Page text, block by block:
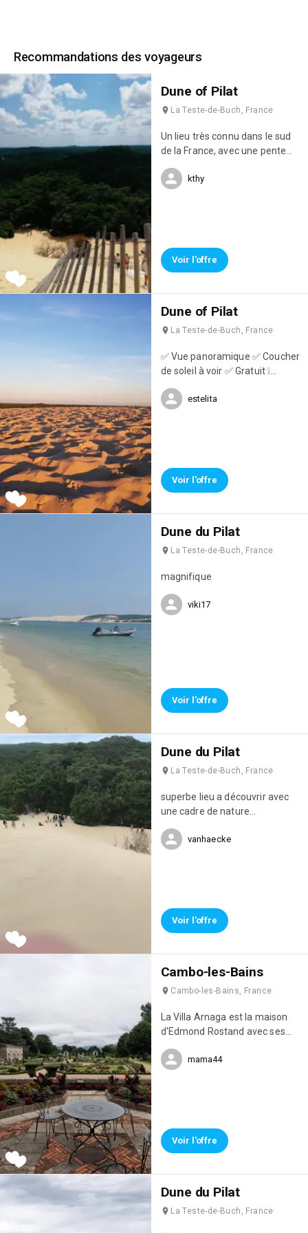
Recommandations des voyageurs
Dune of Pilat
La Teste-de-Buch, France
Un lieu très connu dans le sud
de la France, avec une pente
d'arriver au sommet mais une
kthy
Voir l'offre
Dune of Pilat
La Teste-de-Buch, France
✅ Vue panoramique ✅ Coucher
de soleil à voir ✅ Gratuit ❕
estelita
Voir l'offre
Dune du Pilat
La Teste-de-Buch, France
magnifique
viki17
Voir l'offre
Dune du Pilat
La Teste-de-Buch, France
superbe lieu a découvrir avec
une cadre de nature
vanhaecke
Voir l'offre
Cambo-les-Bains
Cambo-les-Bains, France
La Villa Arnaga est la maison
d'Edmond Rostand avec ses
l'anglaise. Cela permet aussi de
mama44
Voir l'offre
Dune du Pilat
La Teste-de-Buch, France